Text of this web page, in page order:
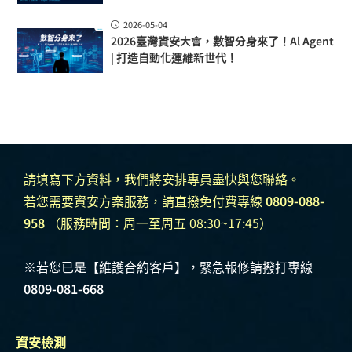
2026-05-04
2026臺灣資安大會，數智分身來了！Al Agent
| 打造自動化運維新世代！
請填寫下方資料，我們將安排專員盡快與您聯絡。
若您需要資安方案服務，請直撥免付費專線 0809-088-
958 （服務時間：周一至周五 08:30~17:45）
※若您已是【維護合約客戶】，緊急報修請撥打專線
0809-081-668
資安檢測